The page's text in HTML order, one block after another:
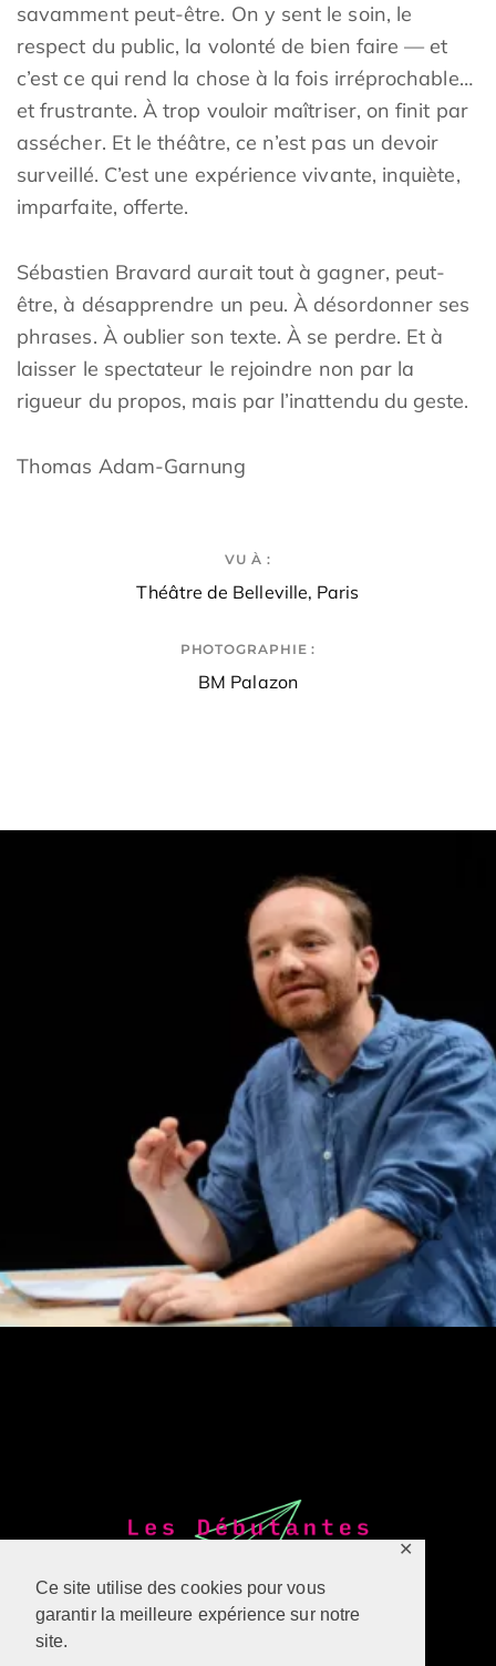
Ce site utilise des cookies pour vous
garantir la meilleure expérience sur notre
site.
✕
savamment peut-être. On y sent le soin, le
respect du public, la volonté de bien faire — et
c’est ce qui rend la chose à la fois irréprochable…
et frustrante. À trop vouloir maîtriser, on finit par
assécher. Et le théâtre, ce n’est pas un devoir
surveillé. C’est une expérience vivante, inquiète,
imparfaite, offerte.
Sébastien Bravard aurait tout à gagner, peut-
être, à désapprendre un peu. À désordonner ses
phrases. À oublier son texte. À se perdre. Et à
laisser le spectateur le rejoindre non par la
rigueur du propos, mais par l’inattendu du geste.
Thomas Adam-Garnung
VU À :
Théâtre de Belleville, Paris
PHOTOGRAPHIE :
BM Palazon